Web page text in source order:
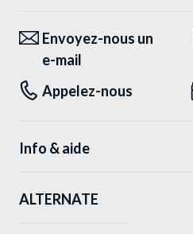
Envoyez-nous un
e-mail
Appelez-nous
Info & aide
ALTERNATE